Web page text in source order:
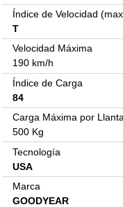
Índice de Velocidad
T
Velocidad Máxima
190 km/h
Índice de Carga
84
Carga Máxima por Llanta
500 Kg
Tecnología
USA
Marca
GOODYEAR